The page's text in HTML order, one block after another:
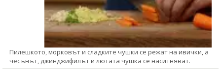
Пилешкото, морковът и сладките чушки се режат на ивички, а
чесънът, джинджифилът и лютата чушка се наситняват.